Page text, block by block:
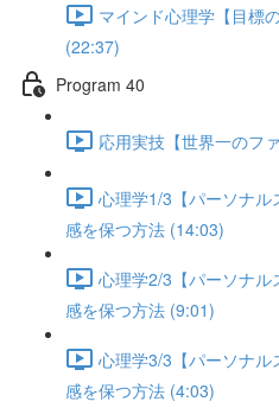
マインド心理学【目標
(22:37)
Program 40
応用実技【世界一のフ
心理学1/3【パーソナ
感を保つ方法 (14:03)
心理学2/3【パーソナ
感を保つ方法 (9:01)
心理学3/3【パーソナ
感を保つ方法 (4:03)